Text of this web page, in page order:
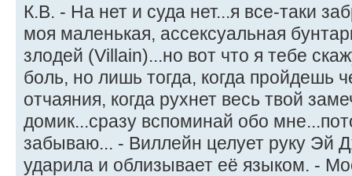
К.В. - На нет и суда нет...я все-таки
моя маленькая, ассексуальная
злодей (Villain)...но вот что я тебе
боль, но лишь тогда, когда пройдешь
отчаяния, когда рухнет весь твой
домик...сразу вспоминай обо
забываю... - Виллейн целует руку Эй
ударила и облизывает её языком. -